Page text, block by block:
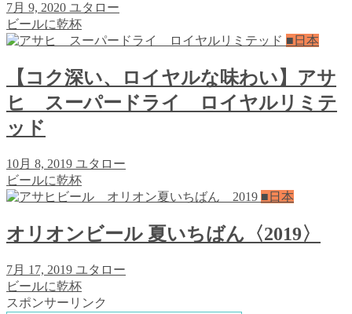
7月 9, 2020 ユタロー
ビールに乾杯
■日本
【コク深い、ロイヤルな味わい】アサ
ヒ スーパードライ ロイヤルリミテ
ッド
10月 8, 2019 ユタロー
ビールに乾杯
■日本
オリオンビール 夏いちばん〈2019〉
7月 17, 2019 ユタロー
ビールに乾杯
スポンサーリンク